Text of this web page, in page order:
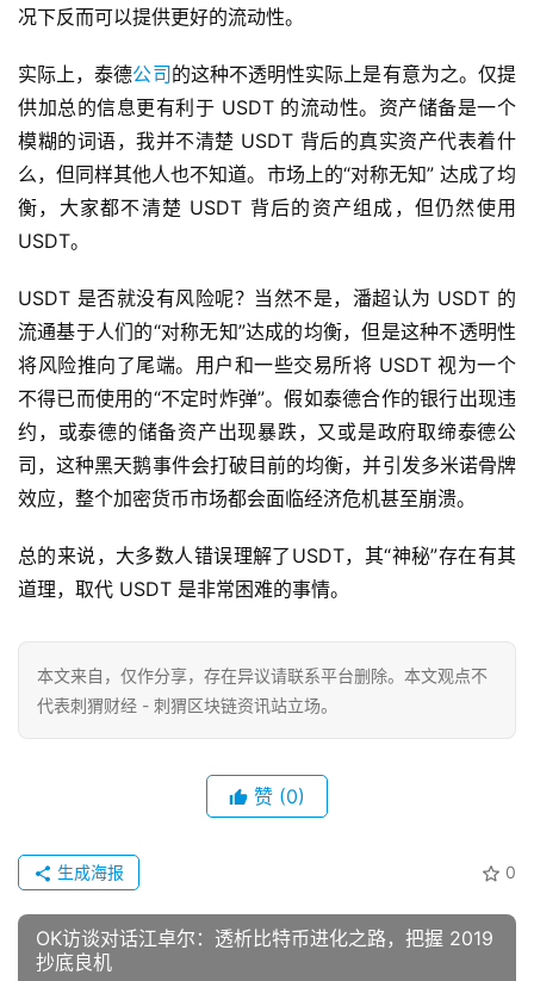
况下反而可以提供更好的流动性。
实际上，泰德公司 的这种不透明性实际上是有意为之。仅提
供加总的信息更有利于 USDT 的流动性。资产储备是一个
模糊的词语，我并不清楚 USDT 背后的真实资产代表着什
么，但同样其他人也不知道。市场上的“对称无知” 达成了均
衡，大家都不清楚 USDT 背后的资产组成，但仍然使用
USDT。
USDT 是否就没有风险呢？当然不是，潘超认为 USDT 的
流通基于人们的“对称无知”达成的均衡，但是这种不透明性
将风险推向了尾端。用户和一些交易所将 USDT 视为一个
不得已而使用的“不定时炸弹”。假如泰德合作的银行出现违
约，或泰德的储备资产出现暴跌，又或是政府取缔泰德公
司，这种黑天鹅事件会打破目前的均衡，并引发多米诺骨牌
效应，整个加密货币市场都会面临经济危机甚至崩溃。
总的来说，大多数人错误理解了USDT，其“神秘”存在有其
道理，取代 USDT 是非常困难的事情。
本文来自 ，仅作分享，存在异议请联系平台删除。本文观点不
代表刺猬财经 - 刺猬区块链资讯站立场。
赞 (0)
0
生成海报
OK访谈对话江卓尔：透析比特币进化之路，把握 2019
抄底良机